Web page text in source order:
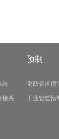
统
接头
预制
消防管道预
工业管道预